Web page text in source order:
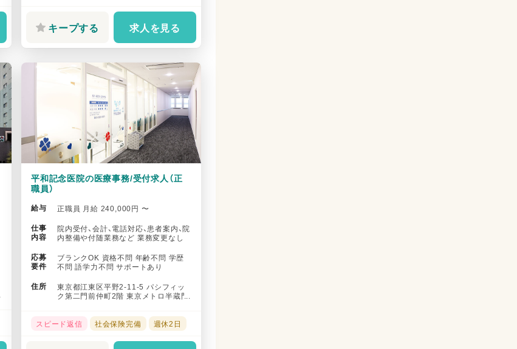
キープする 求人を見る
平和記念医院の医療事務/受付求人（正
職員）
給与
正職員 月給 240,000円 〜
仕事
内容
院内受付、会計、電話対応、患者案内、院
内整備や付随業務など 業務変更なし
応募
要件
ブランクOK 資格不問 年齢不問 学歴
不問 語学力不問 サポートあり
住所
東京都江東区平野2-11-5 パシフィッ
ク第二門前仲町2階 東京メトロ半蔵門
スピード返信
社会保険完備 週休2日